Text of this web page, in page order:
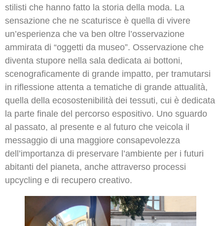
stilisti che hanno fatto la storia della moda. La
sensazione che ne scaturisce è quella di vivere
un’esperienza che va ben oltre l’osservazione
ammirata di “oggetti da museo”. Osservazione che
diventa stupore nella sala dedicata ai bottoni,
scenograficamente di grande impatto, per tramutarsi
in riflessione attenta a tematiche di grande attualità,
quella della ecosostenibilità dei tessuti, cui è dedicata
la parte finale del percorso espositivo. Uno sguardo
al passato, al presente e al futuro che veicola il
messaggio di una maggiore consapevolezza
dell’importanza di preservare l’ambiente per i futuri
abitanti del pianeta, anche attraverso processi
upcycling e di recupero creativo.